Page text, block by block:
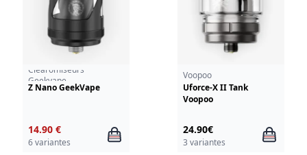
Clearomiseurs
Geekvape
Z Nano GeekVape
14.90 €
6 variantes
Voopoo
Uforce-X II Tank
Voopoo
24.90€
3 variantes